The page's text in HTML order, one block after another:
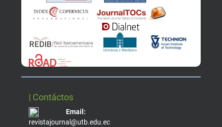
| Contáctos
Email:
revistajournal@utb.edu.ec